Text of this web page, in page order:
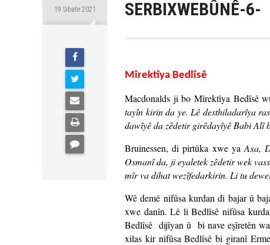
19 Sibate 2021
SERBIXWEBÛNÊ-6-
Mîrektîya Bedlîsê
Macdonalds ji bo Mîrektîya Bedîsê
tayîn kirin da ye. Lê desthiladarîya
dawîyê da zêdetir girêdayîyê Babi Alî
Bruinessen, di pirtûka xwe ya Axa,
Osmanî da, ji eyaletek zêdetir wek
mîr va dihat wezîfedarkirin. Li tu
Wê demê nifûsa kurdan di bajar û
xwe danîn. Lê li Bedlîsê nifûsa
Bedlîsê dijîyan û bi nave eşîretên
xilas kir nifûsa Bedlîsê bi giranî